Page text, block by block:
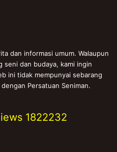
dan informasi umum. Walaupun
seni dan budaya, kami ingin
ini tidak mempunyai sebarang
Persatuan Seniman.
1822232